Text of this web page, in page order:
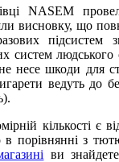
NASEM
висновку, що
підсистем
систем людського
несе шкоди для
ведуть до
кількості є
в порівнянні з
ви